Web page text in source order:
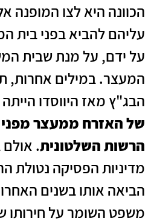
הכוונה היא לצו המופנה
עליהם להביא בפני בית
על ידם, על מנת שבית
המעצר. במילים אחרות,
הבג"ץ מאז היווסדו הייתה
של האזרח ממעצר
הרשות השלטונית. אולם
מדיניות הפסיקה נטולת
הביאה אותו בשנים
משפט השומר על חירותו